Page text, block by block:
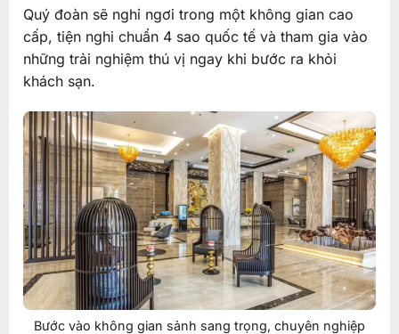
Quý đoàn sẽ nghỉ ngơi trong một không gian cao
cấp, tiện nghi chuẩn 4 sao quốc tế và tham gia vào
những trải nghiệm thú vị ngay khi bước ra khỏi
khách sạn.
Bước vào không gian sảnh sang trọng, chuyên nghiệp